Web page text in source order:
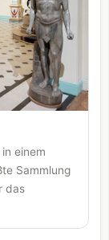
einem
Sammlung
das